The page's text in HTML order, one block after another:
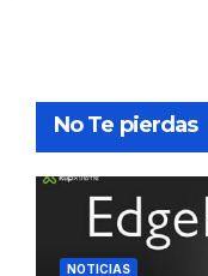
No Te pierdas
NOTICIAS